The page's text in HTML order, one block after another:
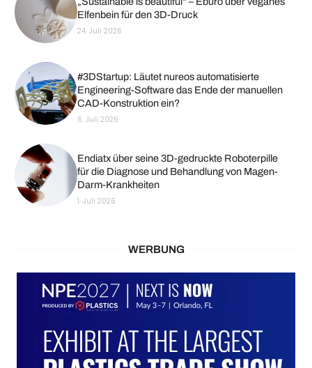
Elfenbein für den 3D-Druck
24. Juli 2026
#3DStartup: Läutet nureos automatisierte
Engineering-Software das Ende der manuellen
CAD-Konstruktion ein?
6. Juli 2026
Endiatx über seine 3D-gedruckte Roboterpille
für die Diagnose und Behandlung von Magen-
Darm-Krankheiten
1. Juli 2026
WERBUNG